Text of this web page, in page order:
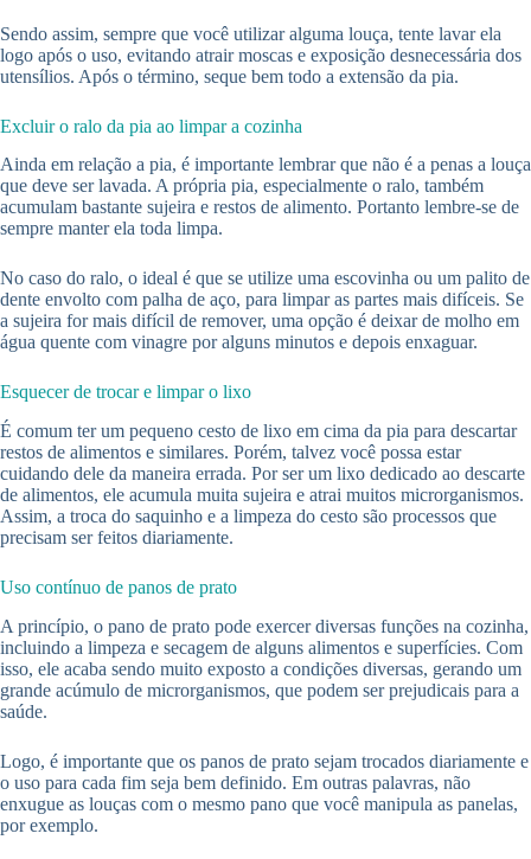
Sendo assim, sempre que você utilizar alguma louça, tente lavar ela
logo após o uso, evitando atrair moscas e exposição desnecessária dos
utensílios. Após o término, seque bem todo a extensão da pia.
Excluir o ralo da pia ao limpar a cozinha
Ainda em relação a pia, é importante lembrar que não é a penas a louça
que deve ser lavada. A própria pia, especialmente o ralo, também
acumulam bastante sujeira e restos de alimento. Portanto lembre-se de
sempre manter ela toda limpa.
No caso do ralo, o ideal é que se utilize uma escovinha ou um palito de
dente envolto com palha de aço, para limpar as partes mais difíceis. Se
a sujeira for mais difícil de remover, uma opção é deixar de molho em
água quente com vinagre por alguns minutos e depois enxaguar.
Esquecer de trocar e limpar o lixo
É comum ter um pequeno cesto de lixo em cima da pia para descartar
restos de alimentos e similares. Porém, talvez você possa estar
cuidando dele da maneira errada. Por ser um lixo dedicado ao descarte
de alimentos, ele acumula muita sujeira e atrai muitos microrganismos.
Assim, a troca do saquinho e a limpeza do cesto são processos que
precisam ser feitos diariamente.
Uso contínuo de panos de prato
A princípio, o pano de prato pode exercer diversas funções na cozinha,
incluindo a limpeza e secagem de alguns alimentos e superfícies. Com
isso, ele acaba sendo muito exposto a condições diversas, gerando um
grande acúmulo de microrganismos, que podem ser prejudicais para a
saúde.
Logo, é importante que os panos de prato sejam trocados diariamente e
o uso para cada fim seja bem definido. Em outras palavras, não
enxugue as louças com o mesmo pano que você manipula as panelas,
por exemplo.